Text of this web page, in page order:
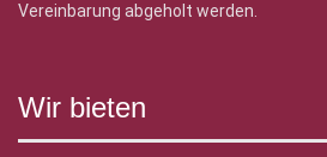
Vereinbarung abgeholt werden.
Wir bieten